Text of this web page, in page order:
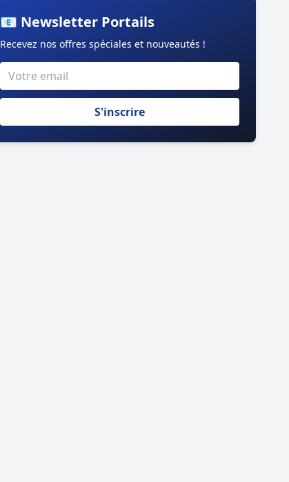
📧 Newsletter Portails
Recevez nos offres spéciales et nouveautés !
S'inscrire